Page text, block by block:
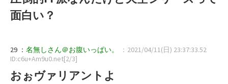
面白い？
29 ： 名無しさん＠お腹いっぱい。
：2021/04/11(日) 23:37:33.52
ID:c6u+Am9u0.net[2/3]
おぉヴァリアントよ